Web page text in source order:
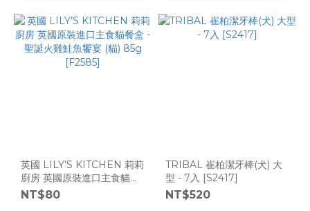
英國 LILY’S KITCHEN 莉莉
廚房 英國原裝進口主食貓餐
盒 - 聖誕火雞鮭魚饗宴 (貓)
85g [F2585]
NT$80
TRIBAL 崔柏潔牙棒(犬) 大
型 - 7入 [S2417]
NT$520